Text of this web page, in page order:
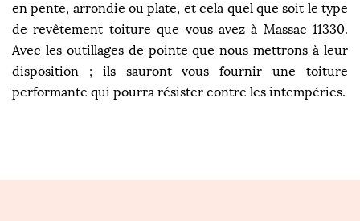
en pente, arrondie ou plate, et cela quel que soit le type
de revêtement toiture que vous avez à Massac 11330.
Avec les outillages de pointe que nous mettrons à leur
disposition ; ils sauront vous fournir une toiture
performante qui pourra résister contre les intempéries.